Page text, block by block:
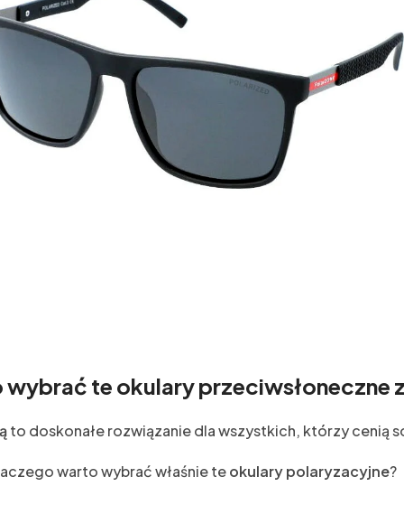
te okulary przeciwsłoneczne
to doskonałe rozwiązanie dla wszystkich, którzy cenią
warto wybrać właśnie teokulary polaryzacyjne?